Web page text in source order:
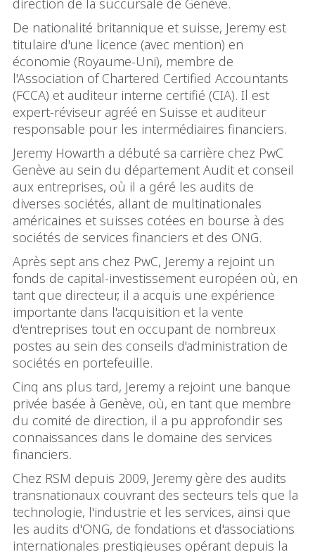
direction de la succursale de Genève.
De nationalité britannique et suisse, Jeremy est
titulaire d'une licence (avec mention) en
économie (Royaume-Uni), membre de
l'Association of Chartered Certified Accountants
(FCCA) et auditeur interne certifié (CIA). Il est
expert-réviseur agréé en Suisse et auditeur
responsable pour les intermédiaires financiers.
Jeremy Howarth a débuté sa carrière chez PwC
Genève au sein du département Audit et conseil
aux entreprises, où il a géré les audits de
diverses sociétés, allant de multinationales
américaines et suisses cotées en bourse à des
sociétés de services financiers et des ONG.
Après sept ans chez PwC, Jeremy a rejoint un
fonds de capital-investissement européen où, en
tant que directeur, il a acquis une expérience
importante dans l'acquisition et la vente
d'entreprises tout en occupant de nombreux
postes au sein des conseils d'administration de
sociétés en portefeuille.
Cinq ans plus tard, Jeremy a rejoint une banque
privée basée à Genève, où, en tant que membre
du comité de direction, il a pu approfondir ses
connaissances dans le domaine des services
financiers.
Chez RSM depuis 2009, Jeremy gère des audits
transnationaux couvrant des secteurs tels que la
technologie, l'industrie et les services, ainsi que
les audits d'ONG, de fondations et d'associations
internationales prestigieuses opérant depuis la